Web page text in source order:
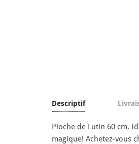
Descriptif
Pioche de Lutin 60 cm.
magique! Achetez-vous